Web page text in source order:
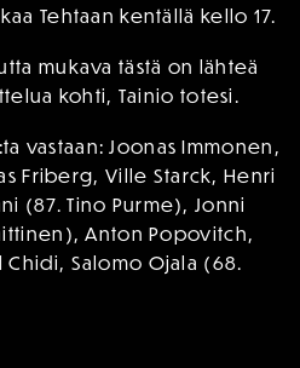
Tehtaan kentällä kello 17.
mukava tästä on lähteä
kohti, Tainio totesi.
vastaan: Joonas Immonen,
Friberg, Ville Starck, Henri
(87. Tino Purme), Jonni
Anton Popovitch,
Chidi, Salomo Ojala (68.